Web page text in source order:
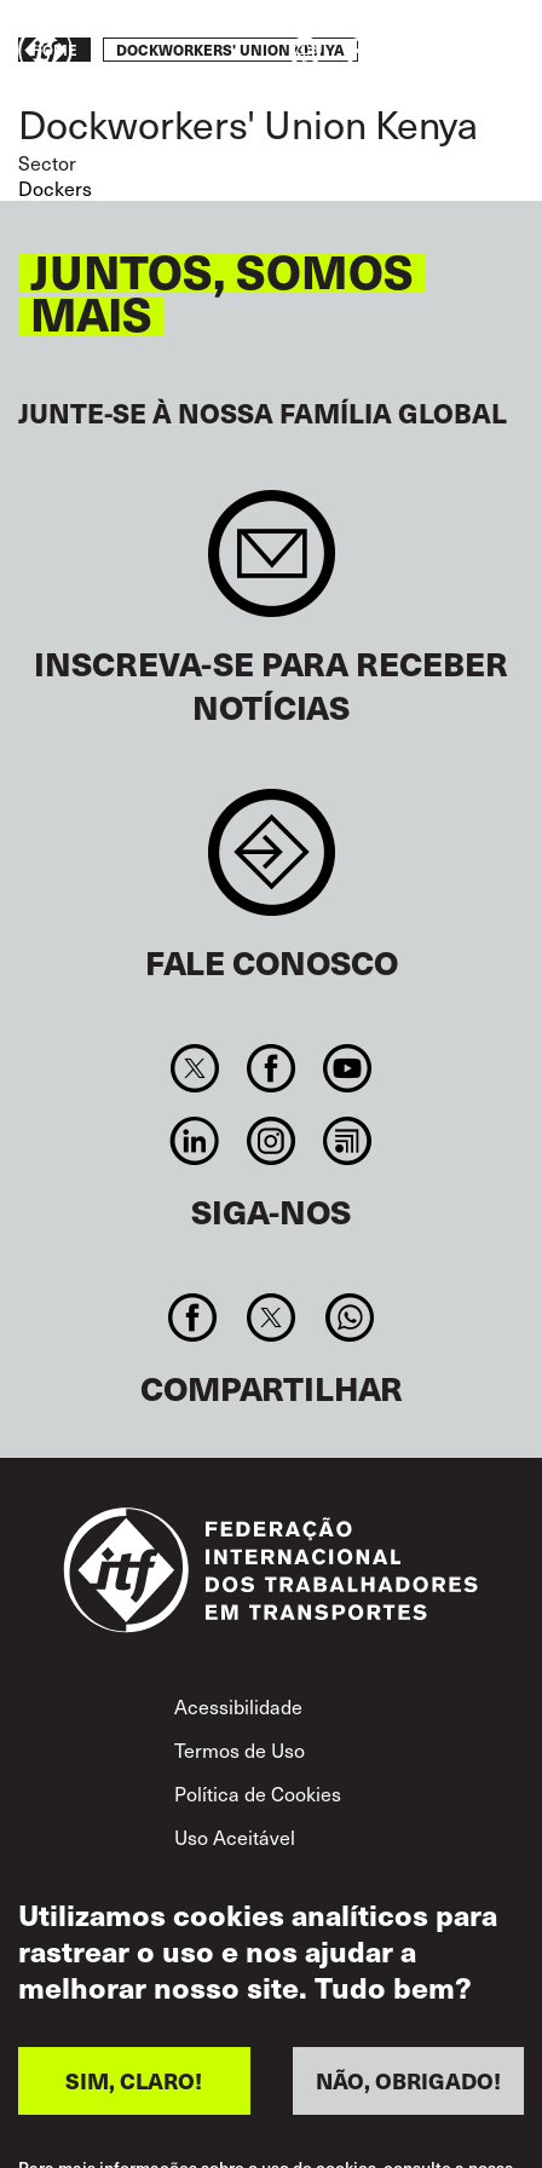
main
Breadcrumb
HOME DOCKWORKERS' UNION KENYA
Dockworkers' Union Kenya
Sector
Dockers
JUNTOS, SOMOS
MAIS
JUNTE-SE À NOSSA FAMÍLIA GLOBAL
INSCREVA-SE PARA RECEBER
NOTÍCIAS
FALE CONOSCO
SIGA-NOS
COMPARTILHAR
Footer
Acessibilidade
Termos de Uso
Política de Cookies
Uso Aceitável
Privacidade
Política de Respeito
Utilizamos cookies analíticos para
rastrear o uso e nos ajudar a
melhorar nosso site. Tudo bem?
NÃO, OBRIGADO!
SIM, CLARO!